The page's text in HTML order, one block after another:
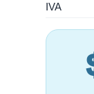
IVA